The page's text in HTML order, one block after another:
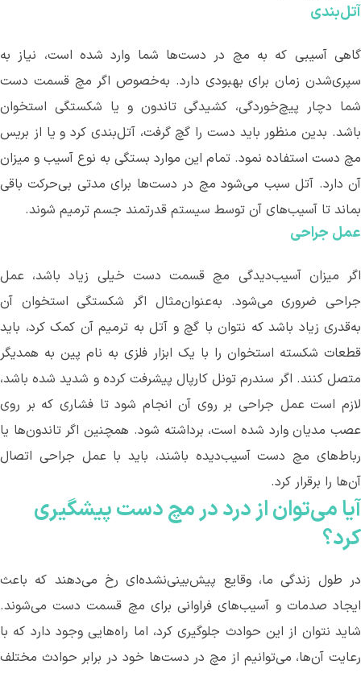
آتل‌بندی
گاهی آسیبی که به مچ در دست‌ها شما وارد شده است، نیاز به
سپری‌شدن زمان برای بهبودی دارد. به‌خصوص اگر مچ قسمت دست
شما دچار پیچ‌خوردگی، کشیدگی تاندون و یا شکستگی استخوان
باشد. بدین منظور باید دست را گچ گرفت، آتل‌بندی کرد و یا از بریس
مچ دست استفاده نمود. تمام این موارد بستگی به نوع آسیب و میزان
آن دارد. آتل سبب میشود مچ در دست‌ها برای مدتی بیحرکت باقی
بماند تا آسیبهای آن توسط سیستم قدرتمند جسم ترمیم شوند.
عمل جراحی
اگر میزان آسیب‌دیدگی مچ قسمت دست خیلی زیاد باشد، عمل
جراحی ضروری میشود. به‌عنوان‌مثال اگر شکستگی استخوان آن
به‌قدری زیاد باشد که نتوان با گچ و آتل به ترمیم آن کمک کرد، باید
قطعات شکسته استخوان را با یک ابزار فلزی به نام پین به همدیگر
متصل کنند. اگر سندرم تونل کارپال پیشرفت کرده و شدید شده باشد،
لازم است عمل جراحی بر روی آن انجام شود تا فشاری که بر روی
عصب مدیان وارد شده است، برداشته شود. همچنین اگر تاندونها یا
رباطهای مچ دست آسیب‌دیده باشند، باید با عمل جراحی اتصال
آنها را برقرار کرد.
آیا میتوان از درد در مچ دست پیشگیری
کرد؟
در طول زندگی ما، وقایع پیش‌بینی‌نشده‌ای رخ میدهند که باعث
ایجاد صدمات و آسیبهای فراوانی برای مچ قسمت دست میشوند.
شاید نتوان از این حوادث جلوگیری کرد، اما راههایی وجود دارد که با
رعایت آنها، میتوانیم از مچ در دست‌ها خود در برابر حوادث مختلف